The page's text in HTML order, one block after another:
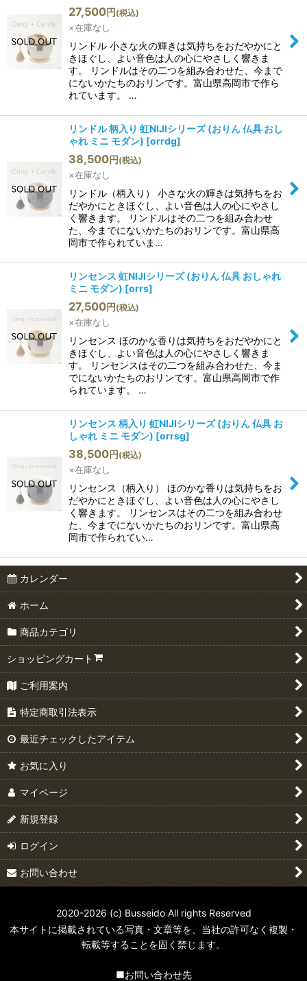
27,500円 (税込)
×在庫なし
リンドル 小さな火の輝きは気持ちをおだやかにと
きほぐし、よい音色は人の心にやさしく響きま
す。 リンドルはその二つを組み合わせた、今まで
にないかたちのおリンです。富山県高岡市で作ら
れています。 …
リンドル 柄入り 虹NIJIシリーズ (おりん 仏具 おし
ゃれ ミニ モダン) [orrdg]
38,500円 (税込)
×在庫なし
リンドル（柄入り） 小さな火の輝きは気持ちをお
だやかにときほぐし、よい音色は人の心にやさし
く響きます。 リンドルはその二つを組み合わせ
た、今までにないかたちのおリンです。富山県高
岡市で作られていま…
リンセンス 虹NIJIシリーズ (おりん 仏具 おしゃれ
ミニ モダン) [orrs]
27,500円 (税込)
×在庫なし
リンセンス ほのかな香りは気持ちをおだやかにと
きほぐし、よい音色は人の心にやさしく響きま
す。 リンセンスはその二つを組み合わせた、今ま
でにないかたちのおリンです。富山県高岡市で作
られています。 …
リンセンス 柄入り 虹NIJIシリーズ (おりん 仏具 お
しゃれ ミニ モダン) [orrsg]
38,500円 (税込)
×在庫なし
リンセンス（柄入り） ほのかな香りは気持ちをお
だやかにときほぐし、よい音色は人の心にやさし
く響きます。 リンセンスはその二つを組み合わせ
た、今までにないかたちのおリンです。富山県高
岡市で作られてい…
カレンダー
ホーム
商品カテゴリ
ショッピングカート
ご利用案内
特定商取引法表示
最近チェックしたアイテム
お気に入り
マイページ
新規登録
ログイン
お問い合わせ
2020-2026 (c) Busseido All rights Reserved
本サイトに掲載されている写真・文章等を、当社の許可なく複製・
転載等することを固く禁じます。
■お問い合わせ先